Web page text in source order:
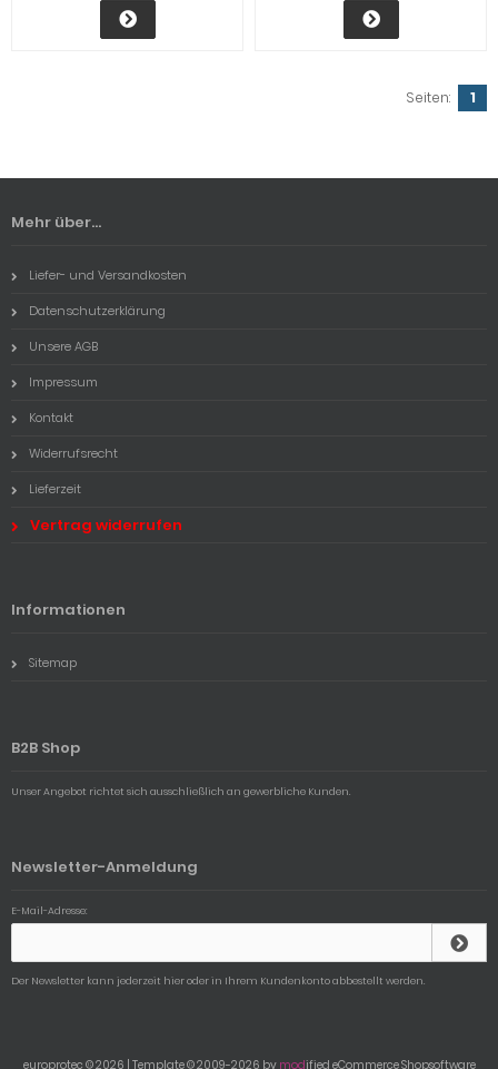
Seiten: 1
Mehr über...
Liefer- und Versandkosten
Datenschutzerklärung
Unsere AGB
Impressum
Kontakt
Widerrufsrecht
Lieferzeit
Vertrag widerrufen
Informationen
Sitemap
B2B Shop
Unser Angebot richtet sich ausschließlich an gewerbliche Kunden.
Newsletter-Anmeldung
E-Mail-Adresse:
Der Newsletter kann jederzeit hier oder in Ihrem Kundenkonto abbestellt werden.
europrotec © 2026 | Template © 2009-2026 by modified eCommerce Shopsoftware